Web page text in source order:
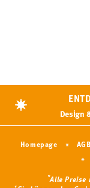
Design
Homepage AGB
*Alle